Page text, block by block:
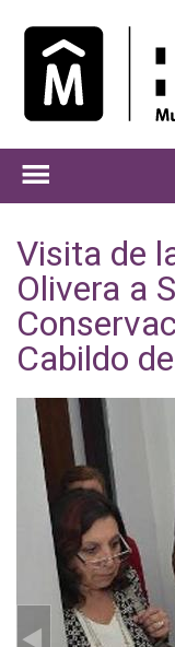
Visita de
Olivera a
Cabildo